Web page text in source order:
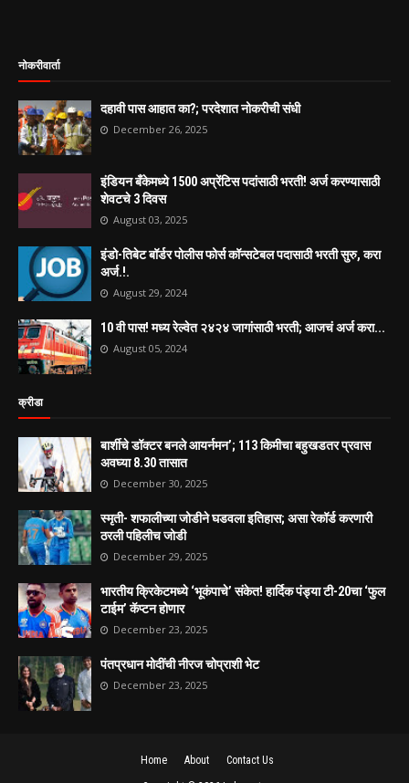
नोकरीवार्ता
दहावी पास आहात का?; परदेशात नोकरीची संधी
December 26, 2025
इंडियन बँकेमध्ये 1500 अप्रेंटिस पदांसाठी भरती! अर्ज करण्यासाठी
शेवटचे 3 दिवस
August 03, 2025
इंडो-तिबेट बॉर्डर पोलीस फोर्स कॉन्सटेबल पदासाठी भरती सुरु, करा
अर्ज.!.
August 29, 2024
10 वी पास! मध्य रेल्वेत २४२४ जागांसाठी भरती; आजचं अर्ज करा...
August 05, 2024
क्रीडा
बार्शीचे डॉक्टर बनले आयर्नमन’; 113 किमीचा बहुखडतर प्रवास
अवघ्या 8.30 तासात
December 30, 2025
स्मृती- शफालीच्या जोडीने घडवला इतिहास; असा रेकॉर्ड करणारी
ठरली पहिलीच जोडी
December 29, 2025
भारतीय क्रिकेटमध्ये ‘भूकंपाचे’ संकेत! हार्दिक पंड्या टी-20चा ‘फुल
टाईम’ कॅप्टन होणार
December 23, 2025
पंतप्रधान मोदींची नीरज चोप्राशी भेट
December 23, 2025
Home About Contact Us